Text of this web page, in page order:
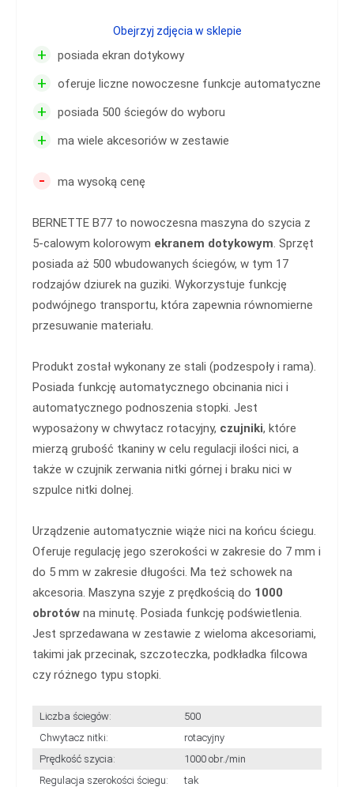
+ posiada ekran dotykowy
+ oferuje liczne nowoczesne funkcje automatyczne
+ posiada 500 ściegów do wyboru
+ ma wiele akcesoriów w zestawie
- ma wysoką cenę
BERNETTE B77 to nowoczesna maszyna do szycia z
5-calowym kolorowym ekranem dotykowym. Sprzęt
posiada aż 500 wbudowanych ściegów, w tym 17
rodzajów dziurek na guziki. Wykorzystuje funkcję
podwójnego transportu, która zapewnia równomierne
przesuwanie materiału.
Produkt został wykonany ze stali (podzespoły i rama).
Posiada funkcję automatycznego obcinania nici i
automatycznego podnoszenia stopki. Jest
wyposażony w chwytacz rotacyjny, czujniki, które
mierzą grubość tkaniny w celu regulacji ilości nici, a
także w czujnik zerwania nitki górnej i braku nici w
szpulce nitki dolnej.
Urządzenie automatycznie wiąże nici na końcu ściegu.
Oferuje regulację jego szerokości w zakresie do 7 mm i
do 5 mm w zakresie długości. Ma też schowek na
akcesoria. Maszyna szyje z prędkością do 1000
obrotów na minutę. Posiada funkcję podświetlenia.
Jest sprzedawana w zestawie z wieloma akcesoriami,
takimi jak przecinak, szczoteczka, podkładka filcowa
czy różnego typu stopki.
Liczba ściegów:
500
Chwytacz nitki:
rotacyjny
Prędkość szycia:
1000 obr./min
Regulacja szerokości ściegu:
tak
Obejrzyj zdjęcia w sklepie